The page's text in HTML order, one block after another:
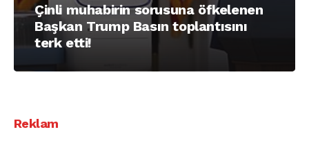
Çinli muhabirin sorusuna öfkelenen
Başkan Trump Basın toplantısını
terk etti!
Reklam